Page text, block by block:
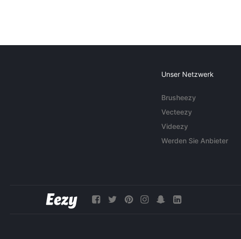
Unser Netzwerk
Brusheezy
Vecteezy
Videezy
Werden Sie Anbieter